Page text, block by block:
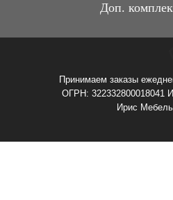
Доп.
Принимаем заказы
ОГРН: 322332800018041
Ирис